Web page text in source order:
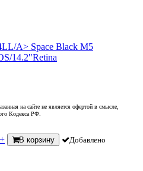
A> Space Black M5
14.2"Retina
на сайте не является офертой в смысле,
Кодекса РФ.
+ В корзину Добавлено